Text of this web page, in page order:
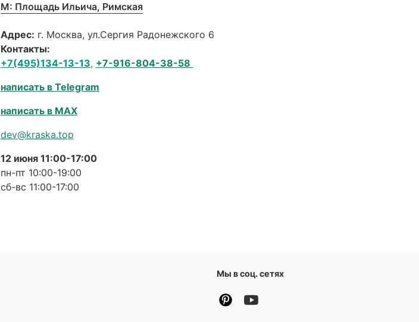
М: Площадь Ильича, Римская
Адрес: г. Москва, ул.Сергия Радонежского 6
Контакты:
+7(495)134-13-13, +7-916-804-38-58
написать в Telegram
написать в MAX
dev@kraska.top
12 июня 11:00-17:00
пн-пт 10:00-19:00
сб-вс 11:00-17:00
Мы в соц. сетях